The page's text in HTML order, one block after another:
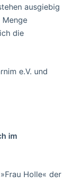
ausgiebig
die
e.V. und
im
Holle« der